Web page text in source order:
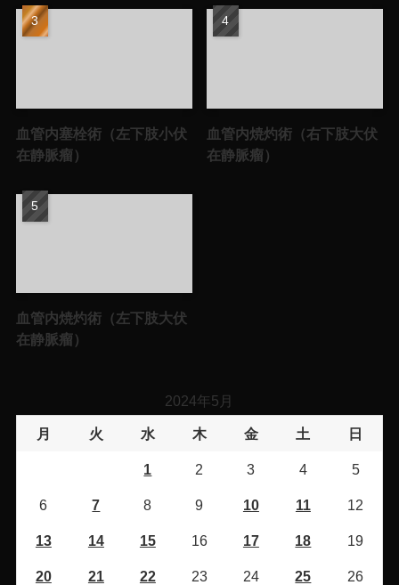
血管内塞栓術（左下肢小伏
在静脈瘤）
血管内焼灼術（右下肢大伏
在静脈瘤）
血管内焼灼術（左下肢大伏
在静脈瘤）
2024年5月
月 火 水 木 金 土 日
1 2 3 4 5
6 7 8 9 10 11 12
13 14 15 16 17 18 19
20 21 22 23 24 25 26